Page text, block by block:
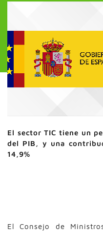
El sector TIC tiene un
del PIB, y una
14,9%
El Consejo de